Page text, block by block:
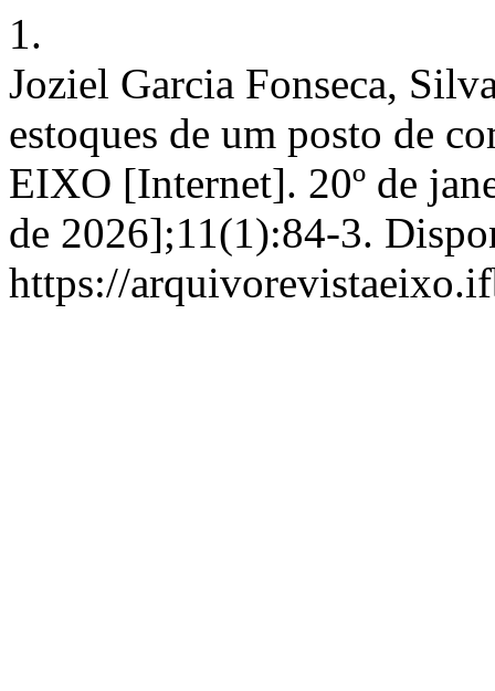
1.
Joziel Garcia Fonseca,
estoques de um posto de
EIXO [Internet]. 20º de
de 2026];11(1):84-3.
https://